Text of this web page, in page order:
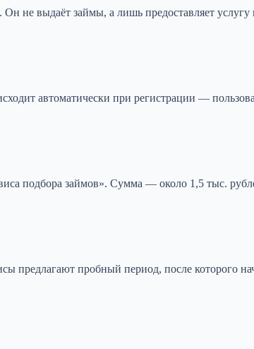
не выдаёт займы, а лишь предоставляет
автоматически при регистрации —
подбора займов». Сумма — около 1,5 тыс.
предлагают пробный период, после которого